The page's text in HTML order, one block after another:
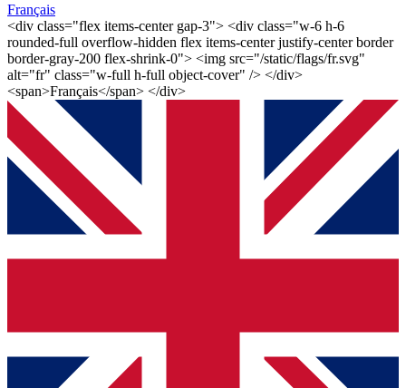
Français
<div class="flex items-center gap-3"> <div class="w-6 h-6
rounded-full overflow-hidden flex items-center justify-center border
border-gray-200 flex-shrink-0"> <img src="/static/flags/fr.svg"
alt="fr" class="w-full h-full object-cover" /> </div>
<span>Français</span> </div>